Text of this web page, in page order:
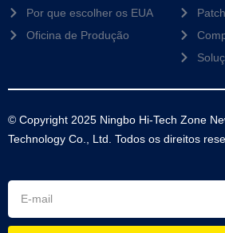
Por que escolher os EUA
Oficina de Produção
© Copyright 2025 Ningbo Hi-Tech Zone
Technology Co., Ltd. Todos os direitos